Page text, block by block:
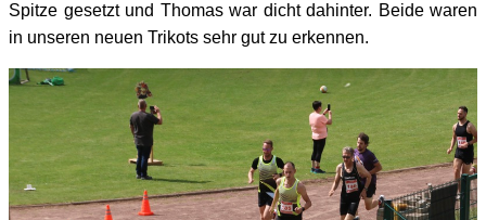
Spitze gesetzt und Thomas war dicht dahinter. Beide waren
in unseren neuen Trikots sehr gut zu erkennen.